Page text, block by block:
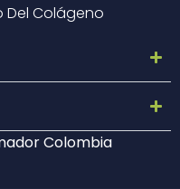
Del Colágeno
Colombia